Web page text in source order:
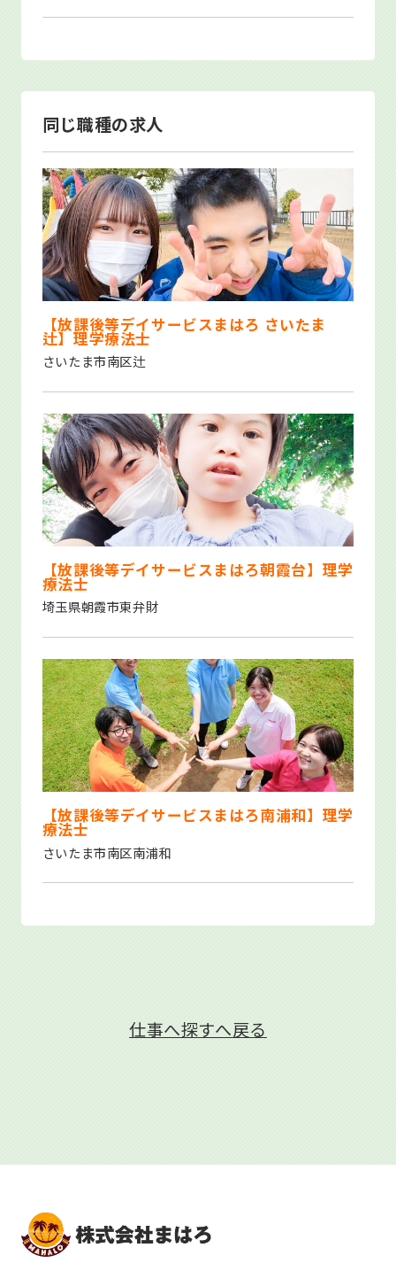
同じ職種の求人
【放課後等デイサービスまはろ さいたま
辻】理学療法士
さいたま市南区辻
【放課後等デイサービスまはろ朝霞台】理学
療法士
埼玉県朝霞市東弁財
【放課後等デイサービスまはろ南浦和】理学
療法士
さいたま市南区南浦和
仕事へ探すへ戻る